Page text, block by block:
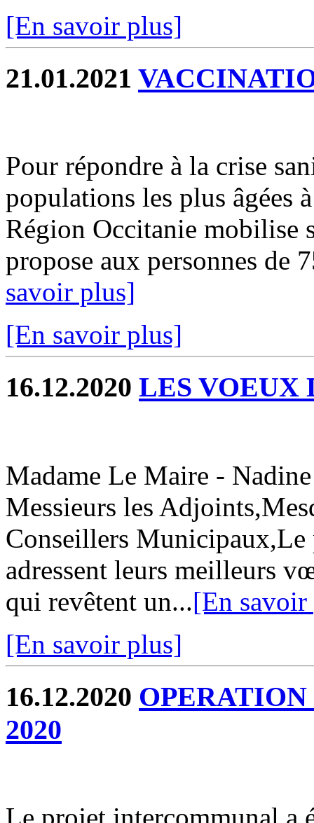
[En savoir plus]
21.01.2021
Pour répondre à la crise
populations les plus âgées
Région Occitanie mobilise
propose aux personnes de
savoir plus]
[En savoir plus]
16.12.2020 LES
Madame Le Maire -
Messieurs les
Conseillers Municipaux,Le
adressent leurs meilleurs
qui revêtent un...[En
[En savoir plus]
16.12.2020
2020